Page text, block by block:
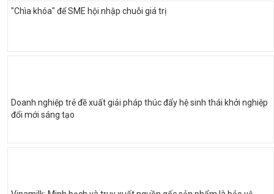
"Chìa khóa" để SME hội nhập chuỗi giá trị
Doanh nghiệp trẻ đề xuất giải pháp thúc đẩy hệ sinh thái khởi nghiệp
đổi mới sáng tạo